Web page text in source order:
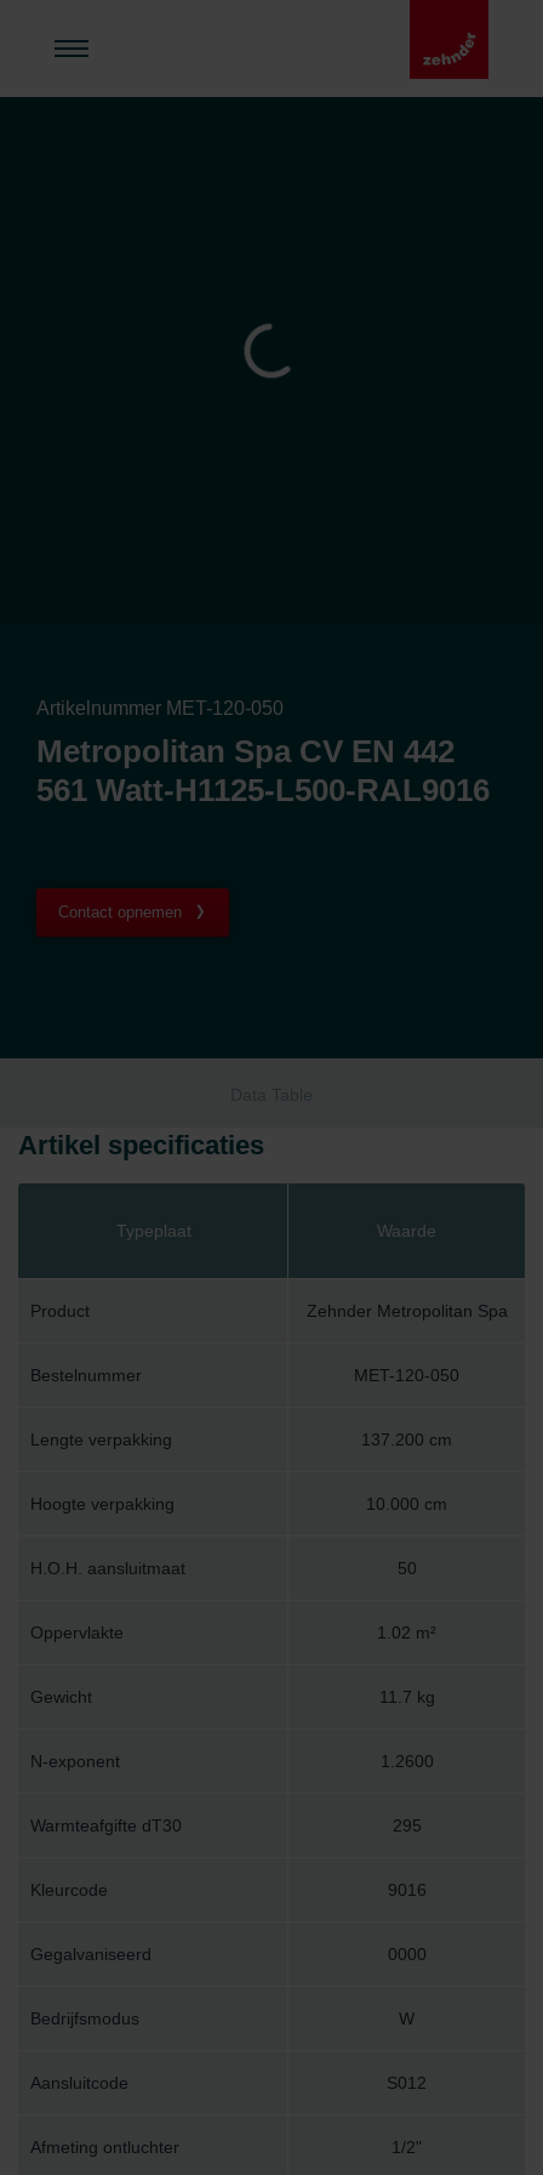
Artikelnummer MET-120-050
Metropolitan Spa CV EN 442
561 Watt-H1125-L500-RAL9016
Contact opnemen
Data Table
Artikel specificaties
Typeplaat Waarde
Product Zehnder Metropolitan Spa
Bestelnummer MET-120-050
Lengte verpakking 137.200 cm
Hoogte verpakking 10.000 cm
H.O.H. aansluitmaat 50
Oppervlakte 1.02 m²
Gewicht 11.7 kg
N-exponent 1.2600
Warmteafgifte dT30 295
Kleurcode 9016
Gegalvaniseerd 0000
Bedrijfsmodus W
Aansluitcode S012
Afmeting ontluchter 1/2"